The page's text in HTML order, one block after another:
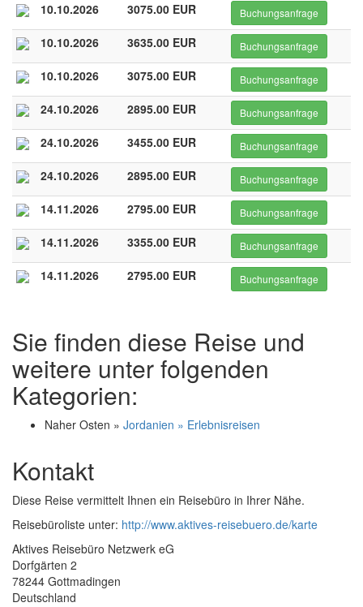
10.10.2026
3075.00 EUR Buchungsanfrage
10.10.2026 3635.00 EUR Buchungsanfrage
10.10.2026 3075.00 EUR Buchungsanfrage
24.10.2026 2895.00 EUR Buchungsanfrage
24.10.2026 3455.00 EUR Buchungsanfrage
24.10.2026 2895.00 EUR Buchungsanfrage
14.11.2026 2795.00 EUR Buchungsanfrage
14.11.2026 3355.00 EUR Buchungsanfrage
14.11.2026 2795.00 EUR Buchungsanfrage
Sie finden diese Reise und
weitere unter folgenden
Kategorien:
Naher Osten » Jordanien » Erlebnisreisen
Kontakt
Diese Reise vermittelt Ihnen ein Reisebüro in Ihrer Nähe.
Reisebüroliste unter: http://www.aktives-reisebuero.de/karte
Aktives Reisebüro Netzwerk eG
Dorfgärten 2
78244 Gottmadingen
Deutschland